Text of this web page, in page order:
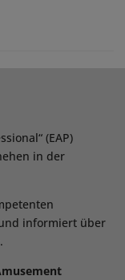
(EAP)
in der
informiert über